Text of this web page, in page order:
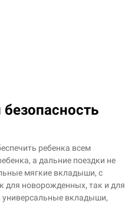
ребенка всем
а дальние поездки не
мягкие вкладыши, с
для новорожденных, так и для
универсальные вкладыши,